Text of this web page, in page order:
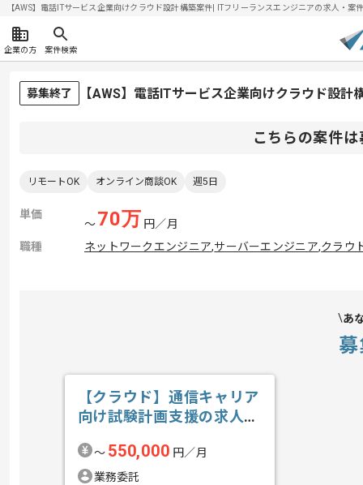
【AWS】電話ITサービス企業向けクラウド設計構築案件| ITフリーランスエンジニアの求人・
企業の方 案件検索
募集終了 【AWS】電話ITサービス企業向けクラウド設
こちらの案件
リモートOK オンライン商談OK 週5日
単価
〜70万 円／月
職種
ネットワークエンジニア,サーバーエンジニア,クラウ
あ
【クラウド】通信キャリア
向け試験計画支援の求人・
〜 550,000 円／月
業務委託